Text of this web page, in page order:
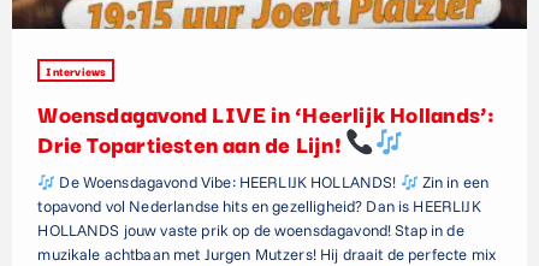
Interviews
Woensdagavond LIVE in ‘Heerlijk Hollands’:
Drie Topartiesten aan de Lijn!
De Woensdagavond Vibe: HEERLIJK HOLLANDS!
Zin in een
topavond vol Nederlandse hits en gezelligheid? Dan is HEERLIJK
HOLLANDS jouw vaste prik op de woensdagavond! Stap in de
muzikale achtbaan met Jurgen Mutzers! Hij draait de perfecte mix